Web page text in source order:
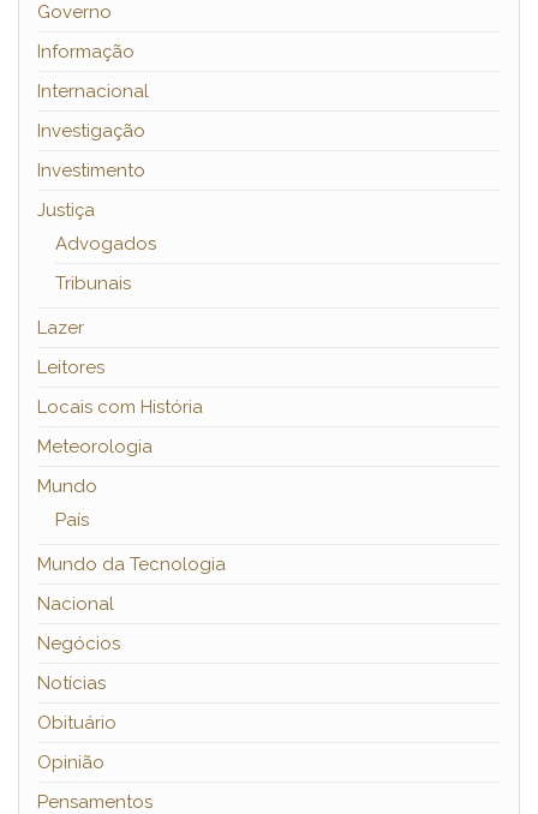
Governo
Informação
Internacional
Investigação
Investimento
Justiça
Advogados
Tribunais
Lazer
Leitores
Locais com História
Meteorologia
Mundo
País
Mundo da Tecnologia
Nacional
Negócios
Notícias
Obituário
Opinião
Pensamentos